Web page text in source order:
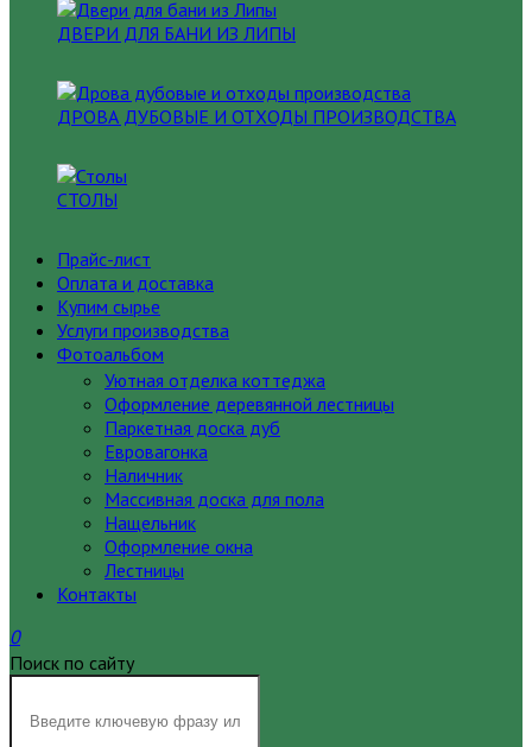
ДВЕРИ ДЛЯ БАНИ ИЗ ЛИПЫ
ДРОВА ДУБОВЫЕ И ОТХОДЫ ПРОИЗВОДСТВА
СТОЛЫ
Прайс-лист
Оплата и доставка
Купим сырье
Услуги производства
Фотоальбом
Уютная отделка коттеджа
Оформление деревянной лестницы
Паркетная доска дуб
Евровагонка
Наличник
Массивная доска для пола
Нащельник
Оформление окна
Лестницы
Контакты
0
Поиск по сайту